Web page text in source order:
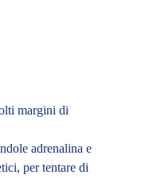
margini di
adrenalina e
per tentare di